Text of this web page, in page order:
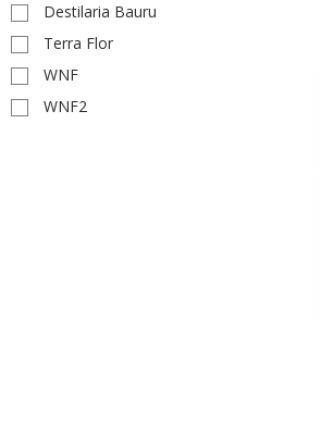
Qualidade dos Produtos / IBD
Beatriz Yoshimura
Destilaria Bauru
Terra Flor
WNF
WNF2